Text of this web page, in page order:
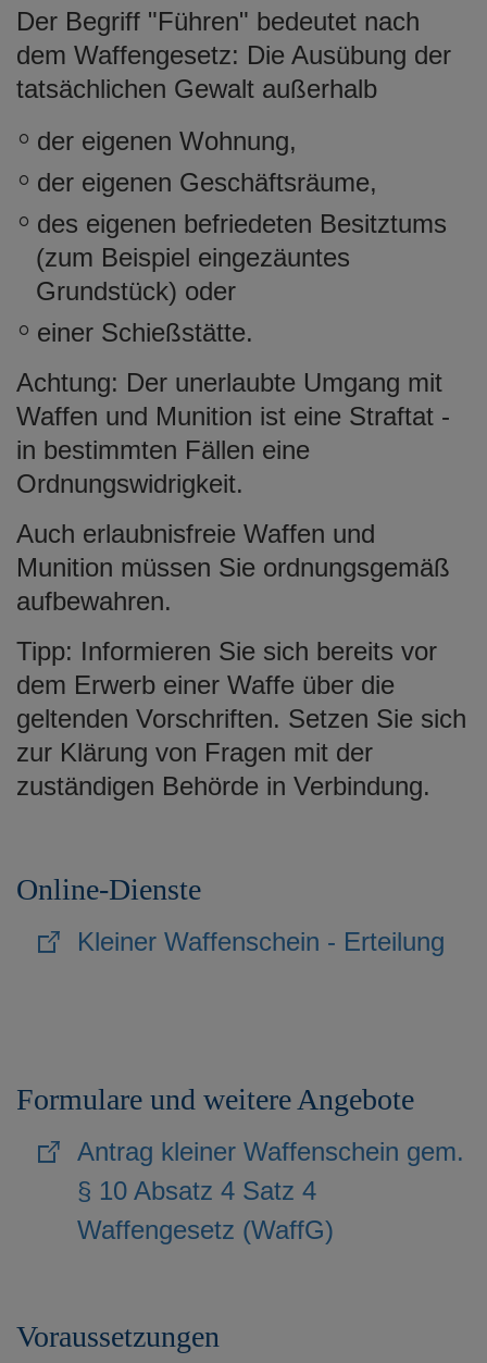
Der Begriff "Führen" bedeutet nach
dem Waffengesetz: Die Ausübung der
tatsächlichen Gewalt außerhalb
der eigenen Wohnung,
der eigenen Geschäftsräume,
des eigenen befriedeten Besitztums
(zum Beispiel eingezäuntes
Grundstück) oder
einer Schießstätte.
Achtung: Der unerlaubte Umgang mit
Waffen und Munition ist eine Straftat -
in bestimmten Fällen eine
Ordnungswidrigkeit.
Auch erlaubnisfreie Waffen und
Munition müssen Sie ordnungsgemäß
aufbewahren.
Tipp: Informieren Sie sich bereits vor
dem Erwerb einer Waffe über die
geltenden Vorschriften. Setzen Sie sich
zur Klärung von Fragen mit der
zuständigen Behörde in Verbindung.
Online-Dienste
Kleiner Waffenschein - Erteilung
Formulare und weitere Angebote
Antrag kleiner Waffenschein gem.
§ 10 Absatz 4 Satz 4
Waffengesetz (WaffG)
Voraussetzungen